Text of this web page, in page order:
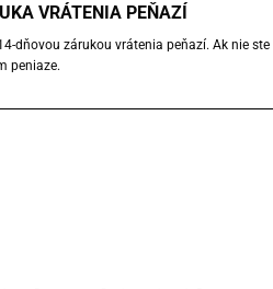
VRÁTENIA PEŇAZÍ
dňovou zárukou vrátenia peňazí. Ak nie ste
peniaze.